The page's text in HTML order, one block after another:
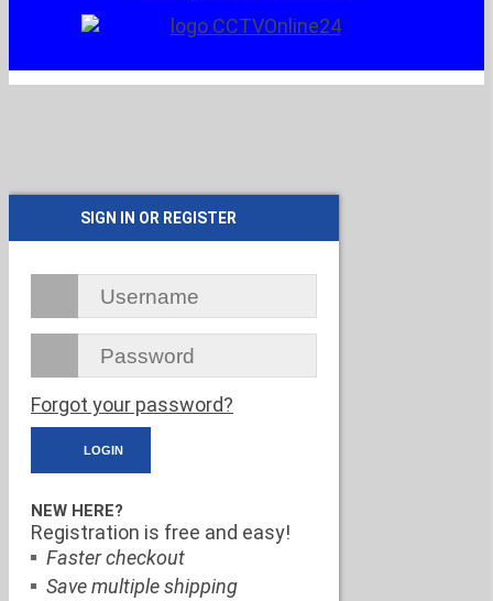
SIGN IN OR REGISTER
Forgot your password?
NEW HERE?
Registration is free and easy!
Faster checkout
Save multiple shipping